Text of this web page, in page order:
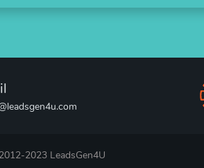
2023 LeadsGen4U